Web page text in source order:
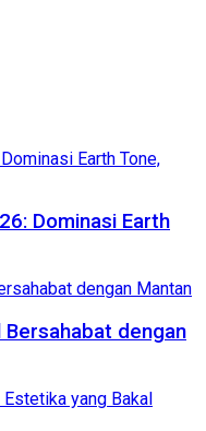
Dominasi Earth
dengan